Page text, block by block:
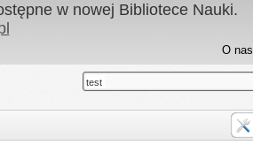
w nowej Bibliotece Nauki.
O nas
test